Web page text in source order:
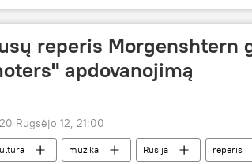
reperis Morgenshtern
apdovanojimą
Rugsėjo 12, 21:00
muzika Rusija reperis